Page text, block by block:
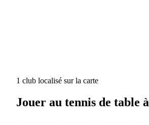
1 club localisé sur la carte
Jouer au tennis de table à